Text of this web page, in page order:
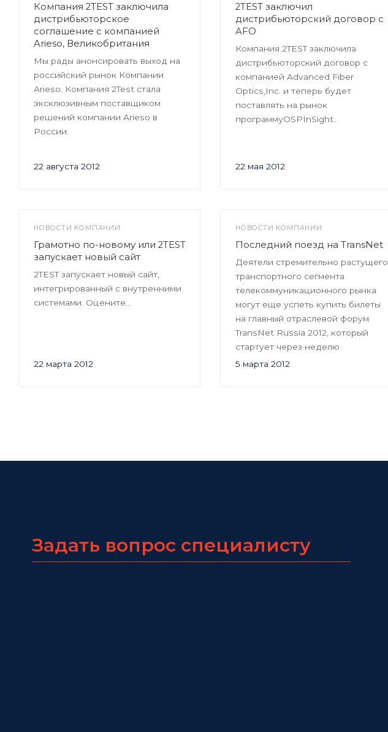
22 августа 2012
Компания 2TEST заключила
дистрибьюторское
соглашение с компанией
Arieso, Великобритания
Мы рады анонсировать выход на
российский рынок Компании
Arieso. Компания 2Test стала
эксклюзивным поставщиком
решений компании Arieso в
Росcии.
22 мая 2012
2TEST заключил
дистрибьюторский договор с
AFO
Компания 2TEST заключила
дистрибьюторский договор с
компанией Advanced Fiber
Optics,Inc. и теперь будет
поставлять на рынок
программуOSPInSight.
НОВОСТИ КОМПАНИИ
22 марта 2012
Грамотно по-новому или 2TEST
запускает новый сайт
2TEST запускает новый сайт,
интегрированный с внутренними
системами. Оцените...
НОВОСТИ КОМПАНИИ
5 марта 2012
Последний поезд на TransNet
Деятели стремительно растущего
транспортного сегмента
телекоммуникационного рынка
могут еще успеть купить билеты
на главный отраслевой форум
TransNet Russia 2012, который
стартует через неделю
Задать вопрос специалисту